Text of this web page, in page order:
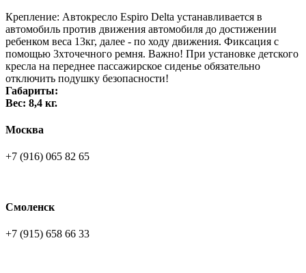
Крепление: Автокресло Espiro Delta устанавливается в
автомобиль против движения автомобиля до достижении
ребенком веса 13кг, далее - по ходу движения. Фиксация с
помощью 3хточечного ремня. Важно! При установке детского
кресла на переднее пассажирское сиденье обязательно
отключить подушку безопасности!
Габариты:
Вес: 8,4 кг.
Москва
+7 (916) 065 82 65
Смоленск
+7 (915) 658 66 33